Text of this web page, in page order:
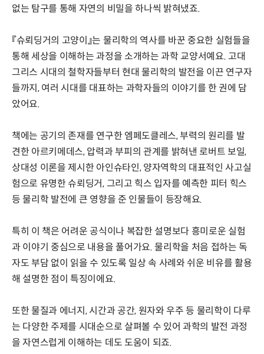
없는 탐구를 통해 자연의 비밀을 하나씩 밝혀냈죠.
『슈뢰딩거의 고양이』는 물리학의 역사를 바꾼 중요한 실험들을
통해 세상을 이해하는 과정을 소개하는 과학 교양서예요. 고대
그리스 시대의 철학자들부터 현대 물리학의 발전을 이끈 연구자
들까지, 여러 시대를 대표하는 과학자들의 이야기를 한 권에 담
았어요.
책에는 공기의 존재를 연구한 엠페도클레스, 부력의 원리를 발
견한 아르키메데스, 압력과 부피의 관계를 밝혀낸 로버트 보일,
상대성 이론을 제시한 아인슈타인, 양자역학의 대표적인 사고실
험으로 유명한 슈뢰딩거, 그리고 힉스 입자를 예측한 피터 힉스
등 물리학 발전에 큰 영향을 준 인물들이 등장해요.
특히 이 책은 어려운 공식이나 복잡한 설명보다 흥미로운 실험
과 이야기 중심으로 내용을 풀어가요. 물리학을 처음 접하는 독
자도 부담 없이 읽을 수 있도록 일상 속 사례와 쉬운 비유를 활용
해 설명한 점이 특징이에요.
또한 물질과 에너지, 시간과 공간, 원자와 우주 등 물리학이 다루
는 다양한 주제를 시대순으로 살펴볼 수 있어 과학의 발전 과정
을 자연스럽게 이해하는 데도 도움이 되죠.